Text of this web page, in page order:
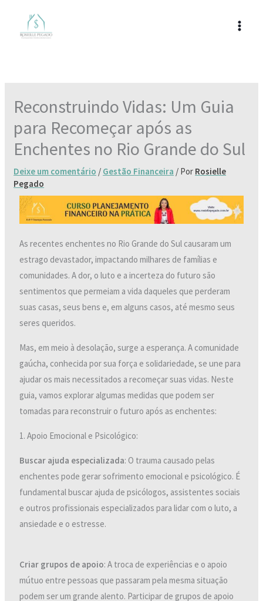
Reconstruindo Vidas: Um Guia
para Recomeçar após as
Enchentes no Rio Grande do Sul
Deixe um comentário / Gestão Financeira / Por Rosielle
Pegado
As recentes enchentes no Rio Grande do Sul causaram um
estrago devastador, impactando milhares de famílias e
comunidades. A dor, o luto e a incerteza do futuro são
sentimentos que permeiam a vida daqueles que perderam
suas casas, seus bens e, em alguns casos, até mesmo seus
seres queridos.
Mas, em meio à desolação, surge a esperança. A comunidade
gaúcha, conhecida por sua força e solidariedade, se une para
ajudar os mais necessitados a recomeçar suas vidas. Neste
guia, vamos explorar algumas medidas que podem ser
tomadas para reconstruir o futuro após as enchentes:
1. Apoio Emocional e Psicológico:
Buscar ajuda especializada: O trauma causado pelas
enchentes pode gerar sofrimento emocional e psicológico. É
fundamental buscar ajuda de psicólogos, assistentes sociais
e outros profissionais especializados para lidar com o luto, a
ansiedade e o estresse.
Criar grupos de apoio: A troca de experiências e o apoio
mútuo entre pessoas que passaram pela mesma situação
podem ser um grande alento. Participar de grupos de apoio